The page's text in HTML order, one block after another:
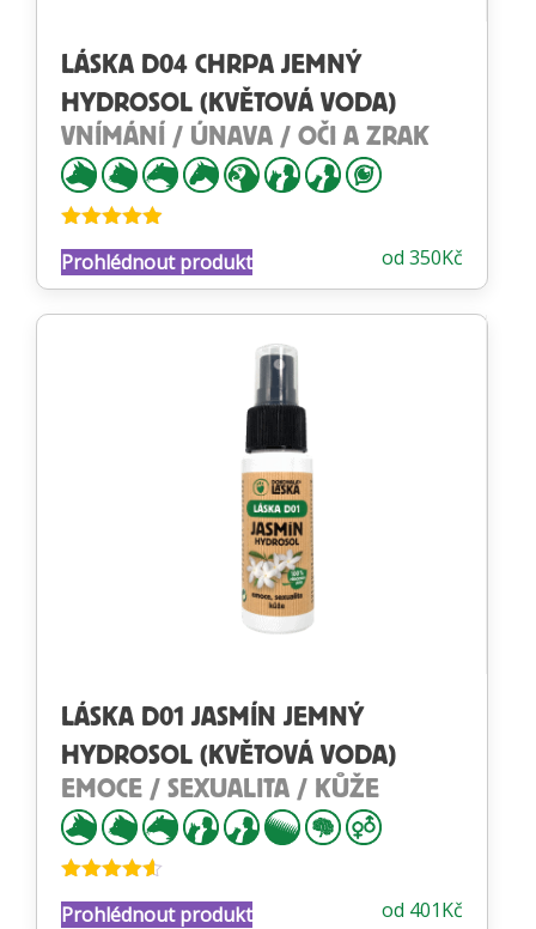
LÁSKA D04 CHRPA JEMNÝ
HYDROSOL (KVĚTOVÁ VODA)
VNÍMÁNÍ / ÚNAVA / OČI A ZRAK
4.88z 5 od 350Kč
Prohlédnout produkt
LÁSKA D01 JASMÍN JEMNÝ
HYDROSOL (KVĚTOVÁ VODA)
EMOCE / SEXUALITA / KŮŽE
4.53z 5 od 401Kč
Prohlédnout produkt